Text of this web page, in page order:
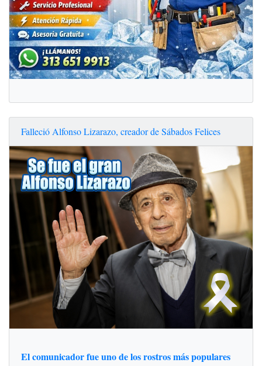
Falleció Alfonso Lizarazo, creador de Sábados Felices
El comunicador fue uno de los rostros más populares